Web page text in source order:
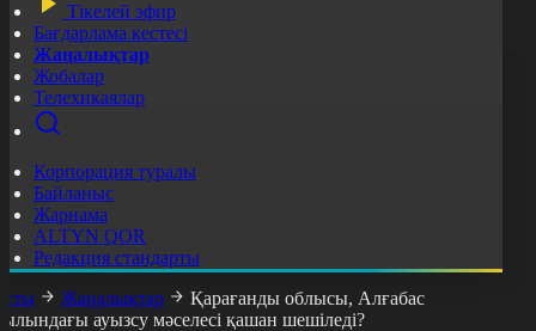
Тікелей эфир
Бағдарлама кестесі
Жаңалықтар
Жобалар
Телехикаялар
Корпорация туралы
Байланыс
Жарнама
ALTYN QOR
Редакция стандарты
Жаңалықтар
Қарағанды облысы, Алғабас
ауызсу мәселесі қашан шешіледі?